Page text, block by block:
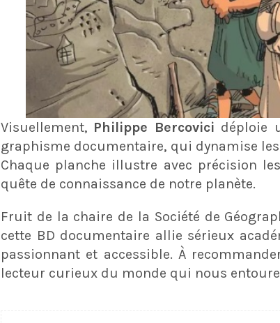
Visuellement, Philippe Bercovici déploie
graphisme documentaire, qui dynamise
Chaque planche illustre avec précision
quête de connaissance de notre planète.
Fruit de la chaire de la Société de
cette BD documentaire allie sérieux
passionnant et accessible. À
lecteur curieux du monde qui nous